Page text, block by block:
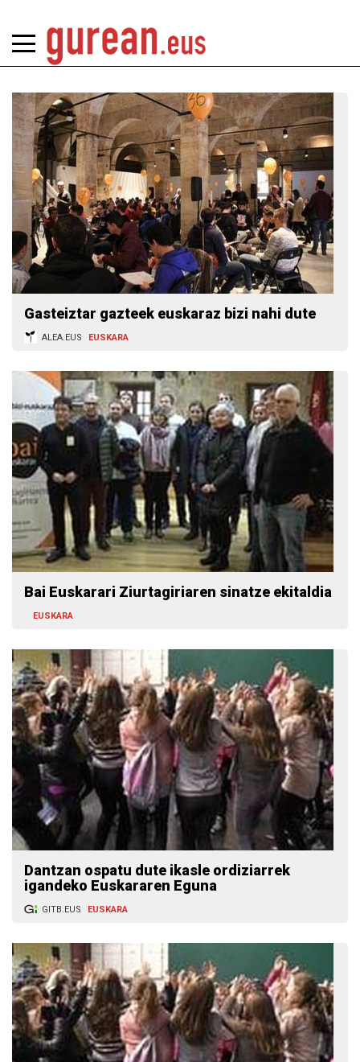
Gasteiztar gazteek euskaraz bizi nahi dute
ALEA.EUS EUSKARA
Bai Euskarari Ziurtagiriaren sinatze ekitaldia
EUSKARA
Dantzan ospatu dute ikasle ordiziarrek
igandeko Euskararen Eguna
GITB.EUS EUSKARA